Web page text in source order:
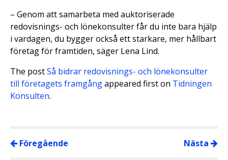
– Genom att samarbeta med auktoriserade
redovisnings- och lönekonsulter får du inte bara hjälp
i vardagen, du bygger också ett starkare, mer hållbart
företag för framtiden, säger Lena Lind.
The postSå bidrar redovisnings- och lönekonsulter
till företagets framgångappeared first on Tidningen
Konsulten.
Föregående Nästa